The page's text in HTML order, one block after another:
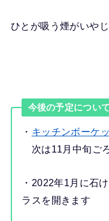
ひとが吸う煙がいや
今後の予定につい
・ キッチンボーケ
次は11月中旬ご
・2022年1月に石
ラスを開きます